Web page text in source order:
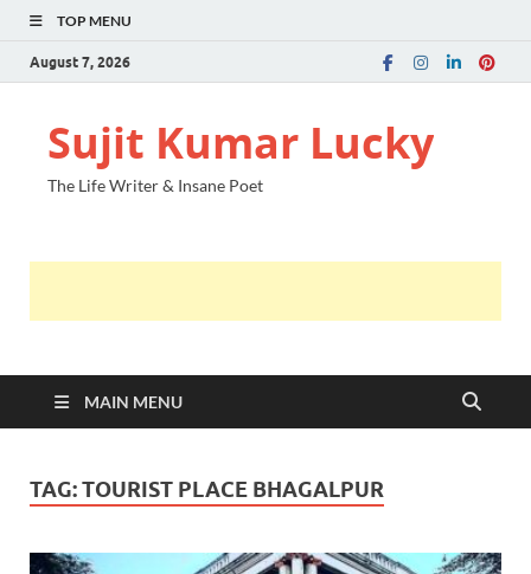
TOP MENU
August 7, 2026
Sujit Kumar Lucky
The Life Writer & Insane Poet
MAIN MENU
TAG:TOURIST PLACE BHAGALPUR